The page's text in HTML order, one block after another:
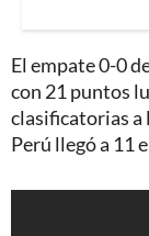
El empate 0-0
con 21 puntos
clasificatorias a
Perú llegó a 11